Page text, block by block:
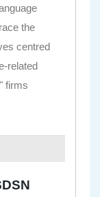
the
centred
related
firms